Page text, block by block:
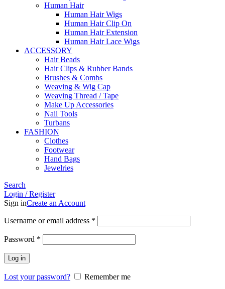
Human Hair
Human Hair Wigs
Human Hair Clip On
Human Hair Extension
Human Hair Lace Wigs
ACCESSORY
Hair Beads
Hair Clips & Rubber Bands
Brushes & Combs
Weaving & Wig Cap
Weaving Thread / Tape
Make Up Accessories
Nail Tools
Turbans
FASHION
Clothes
Footwear
Hand Bags
Jewelries
Search
Login / Register
Sign inCreate an Account
Username or email address *
Password *
Log in
Lost your password?
Remember me